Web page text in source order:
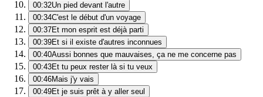
00:32Un pied devant l'autre
00:34C'est le début d'un voyage
00:37Et mon esprit est déjà parti
00:39Et si il existe d'autres inconnues
00:40Aussi bonnes que mauvaises, ça ne me concerne pas
00:43Et tu peux rester là si tu veux
00:46Mais j'y vais
00:49Et je suis prêt à y aller seul